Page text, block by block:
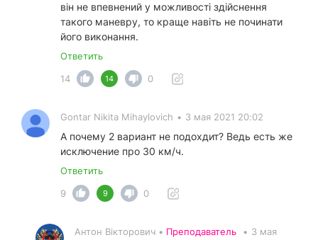
він не впевнений у можливості здійснення
такого маневру, то краще навіть не починати
його виконання.
Ответить
14
14 0
Gontar Nikita Mihaylovich • 3 мая 2021 20:02
А почему 2 вариант не подохдит? Ведь есть же
исключение про 30 км/ч.
Ответить
9
9 0
Антон Вікторович • Преподаватель • 3 мая